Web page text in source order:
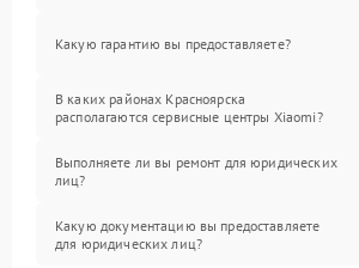
Какую гарантию вы предоставляете?
В каких районах Красноярска
располагаются сервисные центры Xiaomi?
Выполняете ли вы ремонт для юридических
лиц?
Какую документацию вы предоставляете
для юридических лиц?